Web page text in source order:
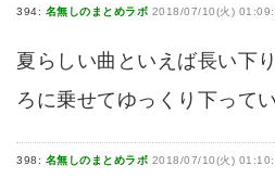
394: 名無しのまとめラボ 2018/07/10(火)
夏らしい曲といえば長い下
ろに乗せてゆっくり下って
398: 名無しのまとめラボ 2018/07/10(火)